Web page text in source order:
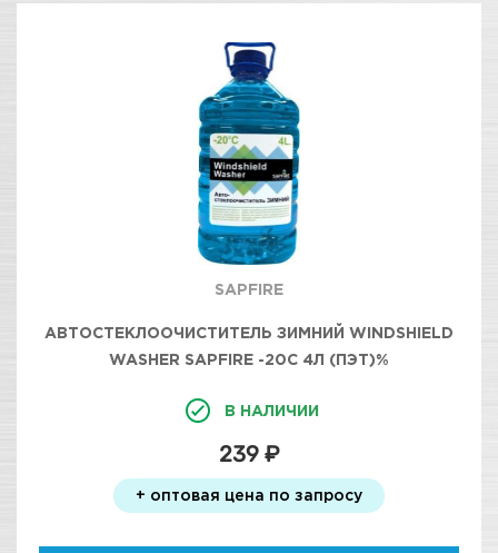
SAPFIRE
АВТОСТЕКЛООЧИСТИТЕЛЬ ЗИМНИЙ WINDSHIELD
WASHER SAPFIRE -20C 4Л (ПЭТ)%
В НАЛИЧИИ
239 ₽
+ оптовая цена по запросу